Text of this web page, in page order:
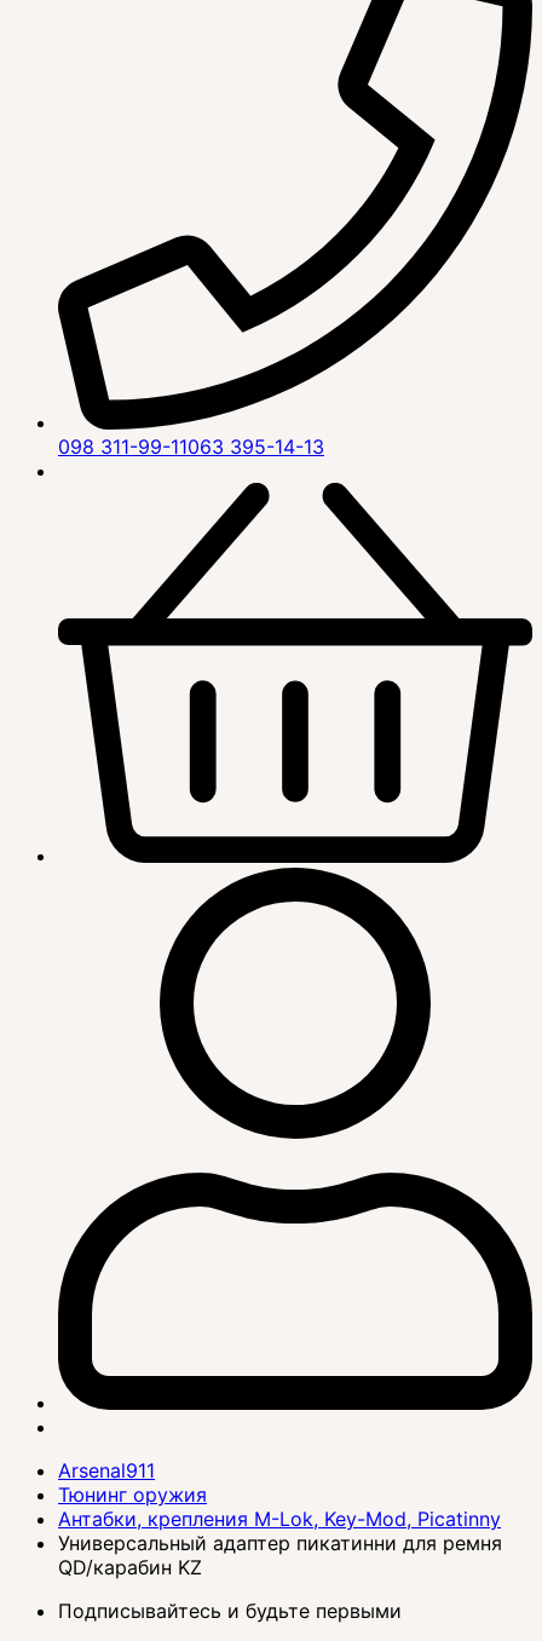
098 311-99-11063 395-14-13
Arsenal911
Тюнинг оружия
Антабки, крепления M-Lok, Key-Mod, Picatinny
Универсальный адаптер пикатинни для ремня
QD/карабин KZ
Подписывайтесь и будьте первыми